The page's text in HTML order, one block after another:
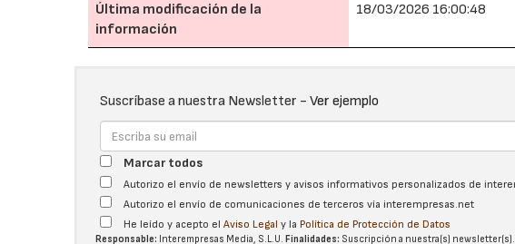
Última modificación de la
información
18/03/2026 16:00:48
Suscríbase a nuestra Newsletter -Ver ejemplo
Marcar todos
Autorizo el envío de newsletters y avisos informativos personalizados de
Autorizo el envío de comunicaciones de terceros vía interempresas.net
He leído y acepto elAviso Legal y la Política de Protección de Datos
Responsable: Interempresas Media, S.L.U.Finalidades: Suscripción a nuestra(s)